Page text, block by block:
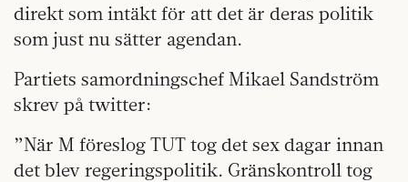
direkt som intäkt för att det är deras politik
som just nu sätter agendan.
Partiets samordningschef Mikael Sandström
skrev på twitter:
”När M föreslog TUT tog det sex dagar innan
det blev regeringspolitik. Gränskontroll tog